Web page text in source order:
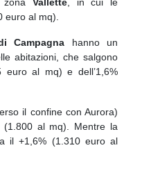
euro al mq).
Campagna hanno un
abitazioni, che salgono
euro al mq) e dell’1,6%
il confine con Aurora)
(1.800 al mq). Mentre la
il +1,6% (1.310 euro al